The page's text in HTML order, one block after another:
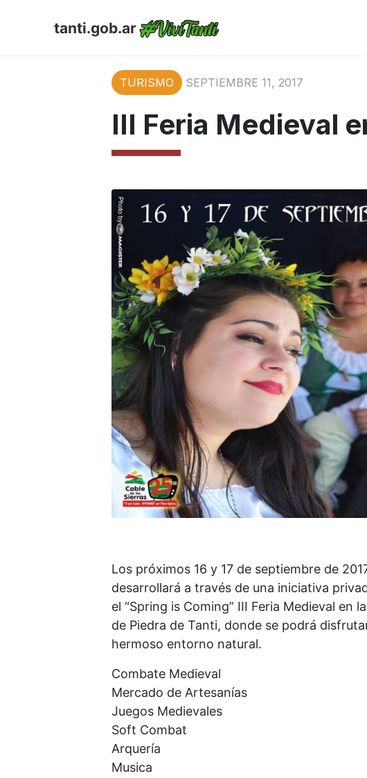
tanti.gob.ar
TURISMO SEPTIEMBRE 11, 2017
III Feria Medieval
Los próximos 16 y 17 de septiembre de
desarrollará a través de una iniciativa
el “Spring is Coming” III Feria Medieval en
de Piedra de Tanti, donde se podrá
hermoso entorno natural.
Combate Medieval
Mercado de Artesanías
Juegos Medievales
Soft Combat
Arquería
Musica